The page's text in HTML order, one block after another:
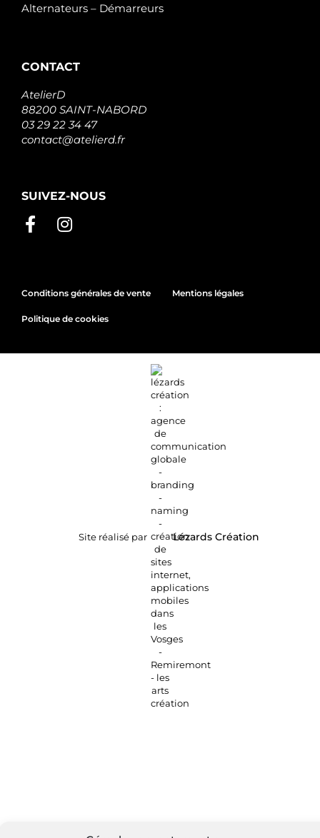
Alternateurs – Démarreurs
CONTACT
AtelierD
88200 SAINT-NABORD
03 29 22 34 47
contact@atelierd.fr
SUIVEZ-NOUS
Conditions générales de vente Mentions légales
Politique de cookies
Site réalisé par Lézards Création